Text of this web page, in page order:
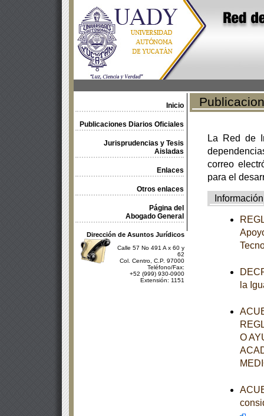
Inicio
Publicaciones Diarios Oficiales
Jurisprudencias y Tesis
Aisladas
Enlaces
Otros enlaces
Página del
Abogado General
Dirección de Asuntos Jurídicos
Calle 57 No 491 A x 60 y
62
Col. Centro, C.P. 97000
Teléfono/Fax:
+52 (999) 930-0900
Extensión: 1151
La Red de
correo
para el
Información
la
O